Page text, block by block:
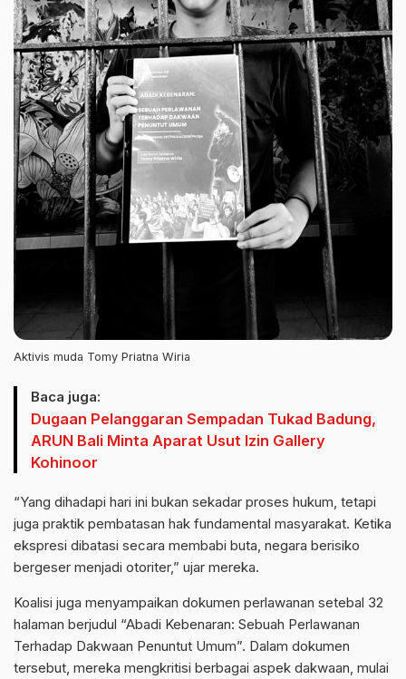
Aktivis muda Tomy Priatna Wiria
Baca juga:
Dugaan Pelanggaran Sempadan Tukad Badung,
ARUN Bali Minta Aparat Usut Izin Gallery
Kohinoor
“Yang dihadapi hari ini bukan sekadar proses hukum, tetapi
juga praktik pembatasan hak fundamental masyarakat. Ketika
ekspresi dibatasi secara membabi buta, negara berisiko
bergeser menjadi otoriter,” ujar mereka.
Koalisi juga menyampaikan dokumen perlawanan setebal 32
halaman berjudul “Abadi Kebenaran: Sebuah Perlawanan
Terhadap Dakwaan Penuntut Umum”. Dalam dokumen
tersebut, mereka mengkritisi berbagai aspek dakwaan, mulai